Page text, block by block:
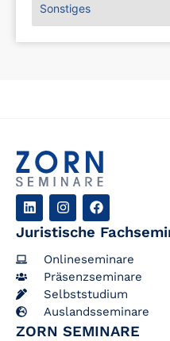
Sonstiges
Juristische
Onlineseminare
Präsenzseminare
Selbststudium
Auslandsseminare
ZORN SEMINARE